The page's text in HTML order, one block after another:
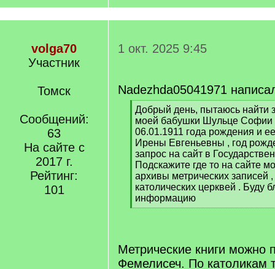
volga70
Участник
Томск
Сообщений:
63
На сайте с
2017 г.
Рейтинг:
101
1 окт. 2025 9:45
Nadezhda05041971
[
q
]
Добрый день, пытаюсь найти
моей бабушки Шульце Софии
06.01.1911 года рождения и
Ирены Евгеньевны , год
запрос на сайт в
Подскажите где то на сайте
архивы метрических записей ,
католических церквей . Буду
информацию
[
Метрические книги можно
Фемелисеч. По католикам